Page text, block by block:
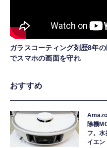
ガラスコーティング剤歴8年
でスマホの画面を守れ
おすすめ
除機
フ。
イエン